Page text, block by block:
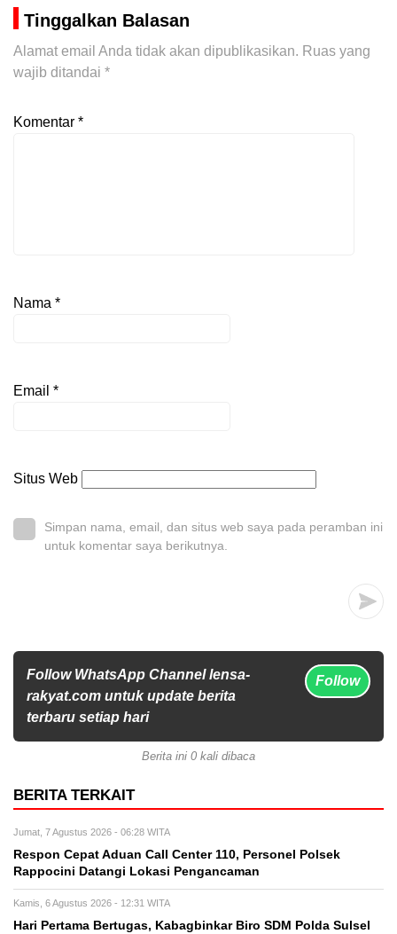
Tinggalkan Balasan
Alamat email Anda tidak akan dipublikasikan. Ruas yang
wajib ditandai *
Komentar *
Nama *
Email *
Situs Web
Simpan nama, email, dan situs web saya pada peramban ini
untuk komentar saya berikutnya.
Follow WhatsApp Channel lensa-
rakyat.com untuk update berita
terbaru setiap hari
Follow
Berita ini 0 kali dibaca
BERITA TERKAIT
Jumat, 7 Agustus 2026 - 06:28 WITA
Respon Cepat Aduan Call Center 110, Personel Polsek
Rappocini Datangi Lokasi Pengancaman
Kamis, 6 Agustus 2026 - 12:31 WITA
Hari Pertama Bertugas, Kabagbinkar Biro SDM Polda Sulsel